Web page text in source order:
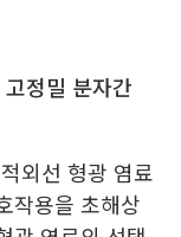
정밀 분자간
외선 형광 염료
작용을 초해상